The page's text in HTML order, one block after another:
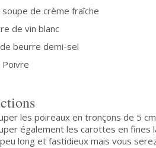
soupe de crème fraîche
de vin blanc
beurre demi-sel
Poivre
les poireaux en tronçons de 5
également les carottes en fines
long et fastidieux mais vous